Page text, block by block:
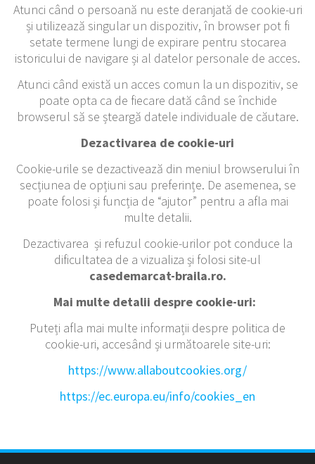
Atunci când o persoană nu este deranjată de cookie-uri
și utilizează singular un dispozitiv, în browser pot fi
setate termene lungi de expirare pentru stocarea
istoricului de navigare și al datelor personale de acces.
Atunci când există un acces comun la un dispozitiv, se
poate opta ca de fiecare dată când se închide
browserul să se șteargă datele individuale de căutare.
Dezactivarea de cookie-uri
Cookie-urile se dezactivează din meniul browserului în
secțiunea de opțiuni sau preferințe. De asemenea, se
poate folosi și funcția de “ajutor” pentru a afla mai
multe detalii.
Dezactivarea și refuzul cookie-urilor pot conduce la
dificultatea de a vizualiza și folosi site-ul
casedemarcat-braila.ro.
Mai multe detalii despre cookie-uri:
Puteți afla mai multe informații despre politica de
cookie-uri, accesând și următoarele site-uri:
https://www.allaboutcookies.org/
https://ec.europa.eu/info/cookies_en